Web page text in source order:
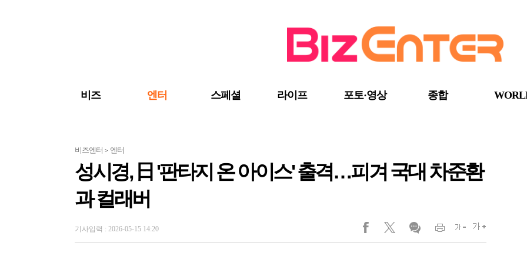
비즈 엔터 스페셜 라이프 포토·영상 종합
비즈엔터 > 엔터
성시경, 日 '판타지 온 아이스' 출격…피겨 국대 차준환
과 컬래버
기사입력 : 2026-05-15 14:20